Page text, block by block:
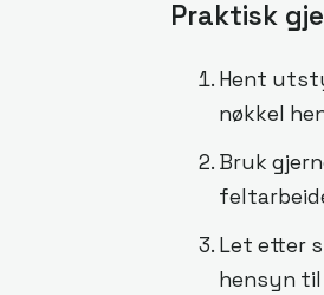
Praktisk
Hent
nøkkel
Bruk
Let etter
hensyn til